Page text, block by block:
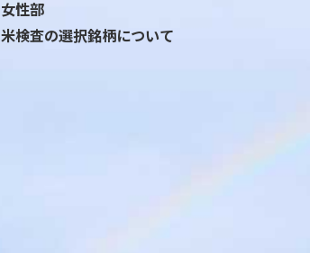
女性部
米検査の選択銘柄について